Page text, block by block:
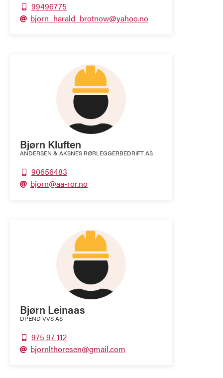
 99496775
 bjorn_harald_brotnow@yahoo.no
Bjørn Kluften
ANDERSEN & AKSNES RØRLEGGERBEDRIFT AS
 90656483
 bjorn@aa-ror.no
Bjørn Leinaas
DPEND VVS AS
 975 97 112
 bjornlthoresen@gmail.com